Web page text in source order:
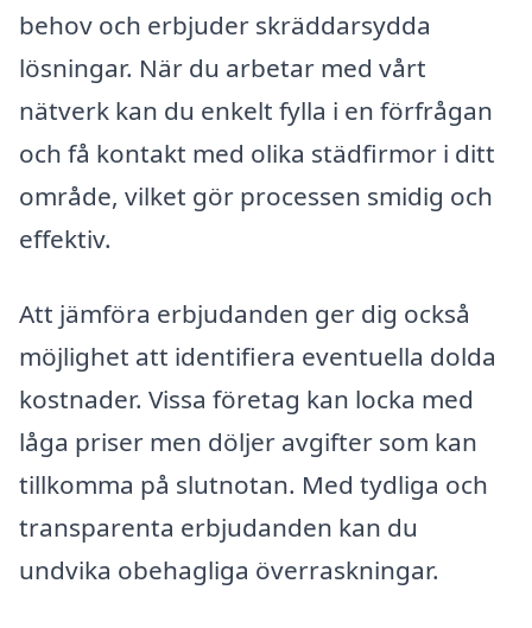
behov och erbjuder skräddarsydda
lösningar. När du arbetar med vårt
nätverk kan du enkelt fylla i en förfrågan
och få kontakt med olika städfirmor i ditt
område, vilket gör processen smidig och
effektiv.
Att jämföra erbjudanden ger dig också
möjlighet att identifiera eventuella dolda
kostnader. Vissa företag kan locka med
låga priser men döljer avgifter som kan
tillkomma på slutnotan. Med tydliga och
transparenta erbjudanden kan du
undvika obehagliga överraskningar.